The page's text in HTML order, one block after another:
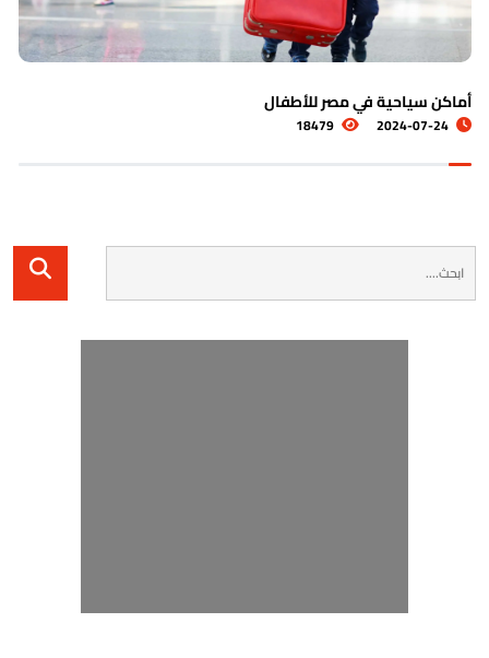
سياحية في مصر للأطفال
2024-07-24
18479